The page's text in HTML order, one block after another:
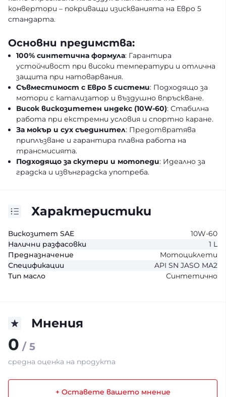
конвертори – покриващи изискванията на Евро 5
стандарта.
Основни предимства:
100% синтетична формула: Гарантира
устойчивост при високи температури и отлична
защита при натоварвания.
Съвместимост с Евро 5 системи: Подходящо за
мотори с катализатор и въздушно впръскване.
Висок вискозитетен индекс (10W-60): Стабилна
работа при екстремни условия и спортно каране.
За мокър и сух съединител: Предотвратява
приплъзване и гарантира плавна работа на
трансмисията.
Подходящо за скутери и мотопеди: Идеално за
градска и извънградска употреба.
Характеристики
Вискозитет SAE
10W-60
Налични разфасовки
1 L
Предназначение
Мотоциклети
Спецификации
API SN JASO MA2
Тип масло
Синтетично
Мнения
0 / 5
средна оценка на продукта
+ Оставете вашето мнение